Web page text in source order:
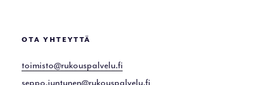
OTA YHTEYTTÄ
toimisto@rukouspalvelu.fi